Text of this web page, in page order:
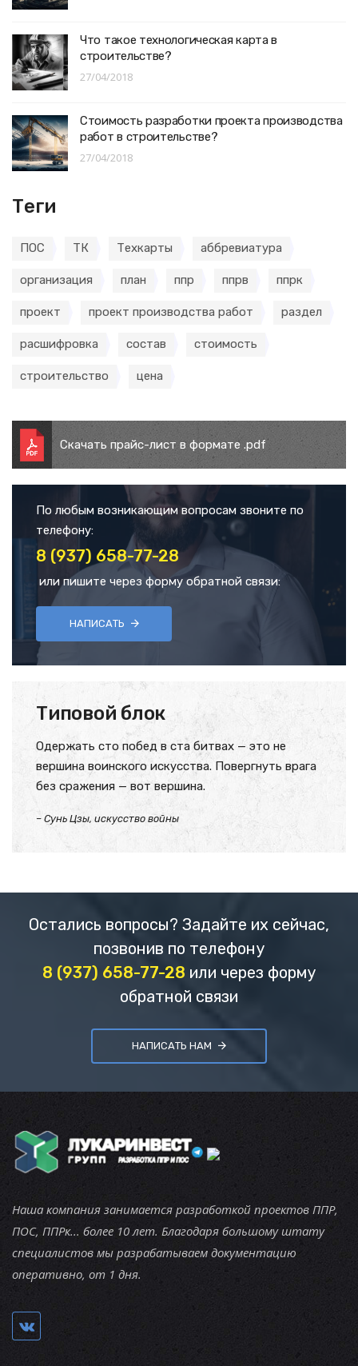
Что такое технологическая карта в
строительстве?
27/04/2018
Стоимость разработки проекта производства
работ в строительстве?
27/04/2018
Теги
ПОС ТК Техкарты аббревиатура
организация план ппр ппрв ппрк
проект проект производства работ раздел
расшифровка состав стоимость
строительство цена
Скачать прайс-лист в формате .pdf
По любым возникающим вопросам звоните по
телефону:
8 (937) 658-77-28
или пишите через форму обратной связи:
НАПИСАТЬ
Типовой блок
Одержать сто побед в ста битвах — это не
вершина воинского искусства. Повергнуть врага
без сражения — вот вершина.
– Сунь Цзы, искусство войны
Остались вопросы? Задайте их сейчас,
позвонив по телефону
8 (937) 658-77-28 или через форму
обратной связи
НАПИСАТЬ НАМ
Наша компания занимается разработкой проектов ППР,
ПОС, ППРк... более 10 лет. Благодаря большому штату
специалистов мы разрабатываем документацию
оперативно, от 1 дня.